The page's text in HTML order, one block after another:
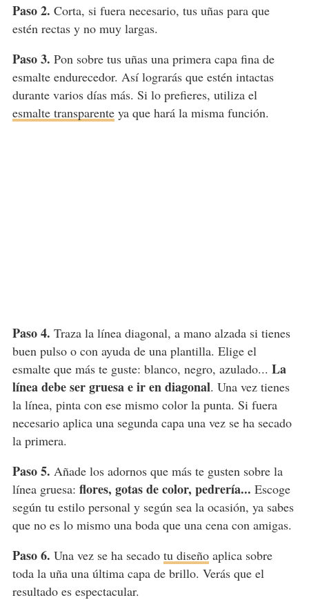
Paso 2. Corta, si fuera necesario, tus uñas para que
estén rectas y no muy largas.
Paso 3. Pon sobre tus uñas una primera capa fina de
esmalte endurecedor. Así lograrás que estén intactas
durante varios días más. Si lo prefieres, utiliza el
esmalte transparenteya que hará la misma función.
Paso 4. Traza la línea diagonal, a mano alzada si tienes
buen pulso o con ayuda de una plantilla. Elige el
esmalte que más te guste: blanco, negro, azulado... La
línea debe ser gruesa e ir en diagonal. Una vez tienes
la línea, pinta con ese mismo color la punta. Si fuera
necesario aplica una segunda capa una vez se ha secado
la primera.
Paso 5. Añade los adornos que más te gusten sobre la
línea gruesa: flores, gotas de color, pedrería... Escoge
según tu estilo personal y según sea la ocasión, ya sabes
que no es lo mismo una boda que una cena con amigas.
Paso 6. Una vez se ha secado tu diseñoaplica sobre
toda la uña una última capa de brillo. Verás que el
resultado es espectacular.